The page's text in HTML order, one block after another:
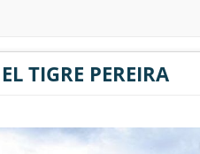
TIGRE PEREIRA